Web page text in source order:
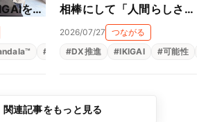
を、
なぐ。
の軸に
# 人材育成 #存在意義 生きがい
相棒にして「人間らしさ」
をとことん楽しむ！笑顔あ
ふれるIKIGAIパートナー交
流会
2026/07/27
つながる
#DX推進 #IKIGAI #可能性
関連記事をもっと見る